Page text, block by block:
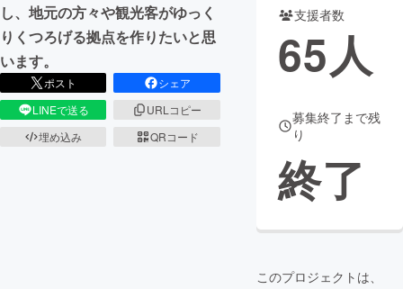
し、地元の方々や観光客がゆっく
りくつろげる拠点を作りたいと思
います。
ポスト
シェア
LINEで送る
URLコピー
埋め込み
QRコード
支援者数
65人
募集終了まで残
り
終了
このプロジェクトは、